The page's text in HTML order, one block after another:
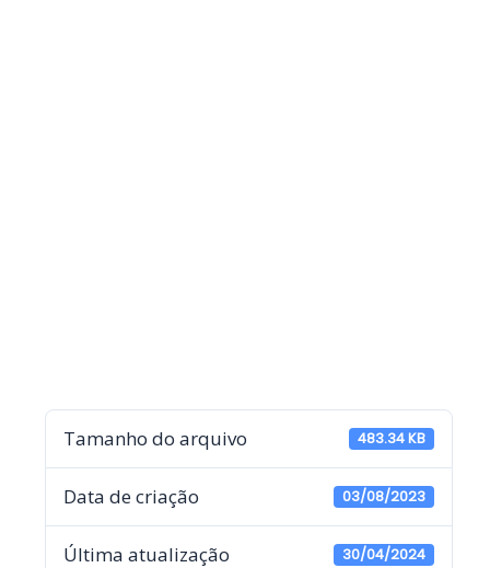
Tamanho do arquivo 483.34 KB
Data de criação 03/08/2023
Última atualização 30/04/2024